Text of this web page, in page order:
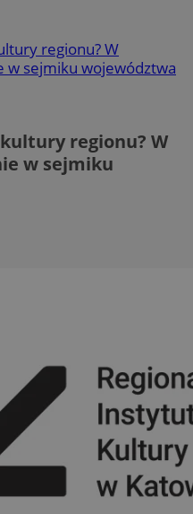
regionu? W
w sejmiku województwa
regionu? W
w sejmiku